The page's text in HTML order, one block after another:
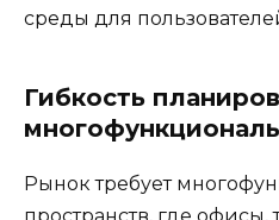
среды для
Гибкость
Рынок требует